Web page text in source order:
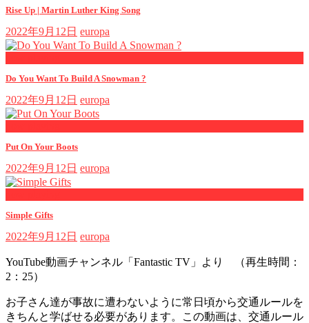
Rise Up | Martin Luther King Song
2022年9月12日 europa
Do You Want To Build A Snowman ?
2022年9月12日 europa
Put On Your Boots
2022年9月12日 europa
Simple Gifts
2022年9月12日 europa
YouTube動画チャンネル「Fantastic TV」より （再生時間：
2：25）
お子さん達が事故に遭わないように常日頃から交通ルールを
きちんと学ばせる必要があります。この動画は、交通ルール